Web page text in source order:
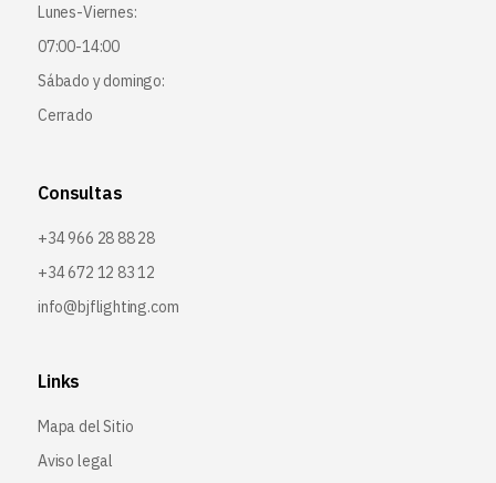
Lunes-Viernes:
07:00-14:00
Sábado y domingo:
Cerrado
Consultas
+34 966 28 88 28
+34 672 12 83 12
info@bjflighting.com
Links
Mapa del Sitio
Aviso legal